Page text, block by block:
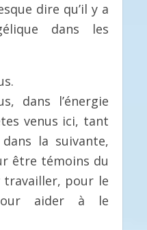
dire qu’il y a
dans les
dans l’énergie
venus ici, tant
la suivante,
être témoins du
travailler, pour le
aider à le